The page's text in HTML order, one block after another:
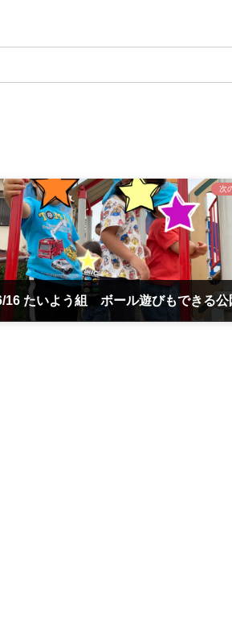
次
16 たいよう組 ボール遊びもできる公